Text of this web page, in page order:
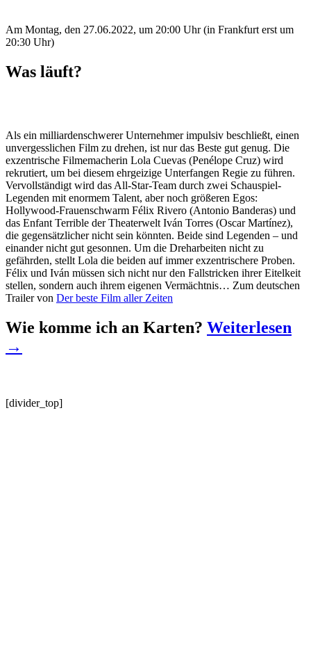
Am Montag, den 27.06.2022, um 20:00 Uhr (in Frankfurt erst um
20:30 Uhr)
Was läuft?
Als ein milliardenschwerer Unternehmer impulsiv beschließt, einen
unvergesslichen Film zu drehen, ist nur das Beste gut genug. Die
exzentrische Filmemacherin Lola Cuevas (Penélope Cruz) wird
rekrutiert, um bei diesem ehrgeizige Unterfangen Regie zu führen.
Vervollständigt wird das All-Star-Team durch zwei Schauspiel-
Legenden mit enormem Talent, aber noch größeren Egos:
Hollywood-Frauenschwarm Félix Rivero (Antonio Banderas) und
das Enfant Terrible der Theaterwelt Iván Torres (Oscar Martínez),
die gegensätzlicher nicht sein könnten. Beide sind Legenden – und
einander nicht gut gesonnen. Um die Dreharbeiten nicht zu
gefährden, stellt Lola die beiden auf immer exzentrischere Proben.
Félix und Iván müssen sich nicht nur den Fallstricken ihrer Eitelkeit
stellen, sondern auch ihrem eigenen Vermächtnis… Zum deutschen
Trailer von Der beste Film aller Zeiten
Wie komme ich an Karten? Weiterlesen
→
[divider_top]